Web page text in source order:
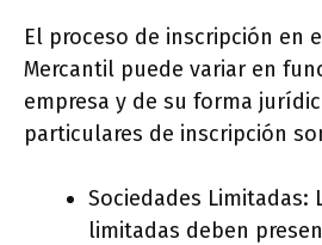
El proceso de inscripción en
Mercantil puede variar en
empresa y de su forma
particulares de inscripción
Sociedades Limitadas:
limitadas deben